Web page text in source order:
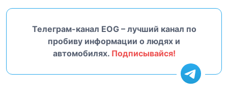
Телеграм-канал EOG – лучший канал по
пробиву информации о людях и
автомобилях. Подписывайся!